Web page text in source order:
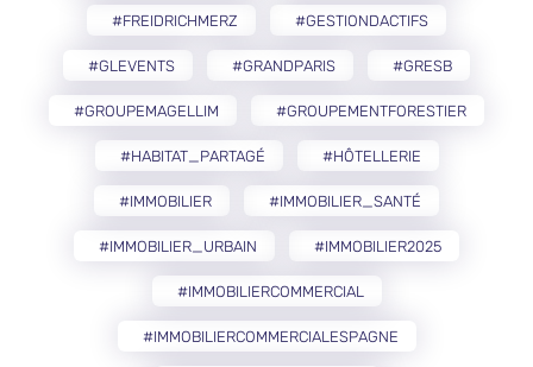
#FREIDRICHMERZ #GESTIONDACTIFS
#GLEVENTS #GRANDPARIS #GRESB
#GROUPEMAGELLIM #GROUPEMENTFORESTIER
#HABITAT_PARTAGÉ #HÔTELLERIE
#IMMOBILIER #IMMOBILIER_SANTÉ
#IMMOBILIER_URBAIN #IMMOBILIER2025
#IMMOBILIERCOMMERCIAL
#IMMOBILIERCOMMERCIALESPAGNE